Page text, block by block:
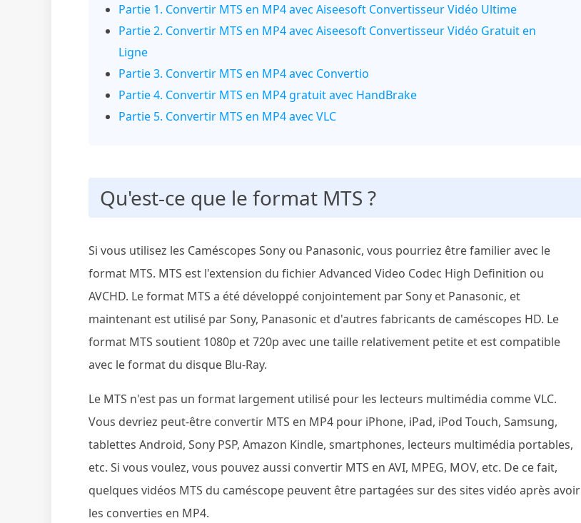
Partie 1. Convertir MTS en MP4 avec Aiseesoft Convertisseur Vidéo Ultime
Partie 2. Convertir MTS en MP4 avec Aiseesoft Convertisseur Vidéo Gratuit en
Ligne
Partie 3. Convertir MTS en MP4 avec Convertio
Partie 4. Convertir MTS en MP4 gratuit avec HandBrake
Partie 5. Convertir MTS en MP4 avec VLC
Qu'est-ce que le format MTS ?
Si vous utilisez les Caméscopes Sony ou Panasonic, vous pourriez être familier avec le
format MTS. MTS est l'extension du fichier Advanced Video Codec High Definition ou
AVCHD. Le format MTS a été développé conjointement par Sony et Panasonic, et
maintenant est utilisé par Sony, Panasonic et d'autres fabricants de caméscopes HD. Le
format MTS soutient 1080p et 720p avec une taille relativement petite et est compatible
avec le format du disque Blu-Ray.
Le MTS n'est pas un format largement utilisé pour les lecteurs multimédia comme VLC.
Vous devriez peut-être convertir MTS en MP4 pour iPhone, iPad, iPod Touch, Samsung,
tablettes Android, Sony PSP, Amazon Kindle, smartphones, lecteurs multimédia portables,
etc. Si vous voulez, vous pouvez aussi convertir MTS en AVI, MPEG, MOV, etc. De ce fait,
quelques vidéos MTS du caméscope peuvent être partagées sur des sites vidéo après avoir
les converties en MP4.